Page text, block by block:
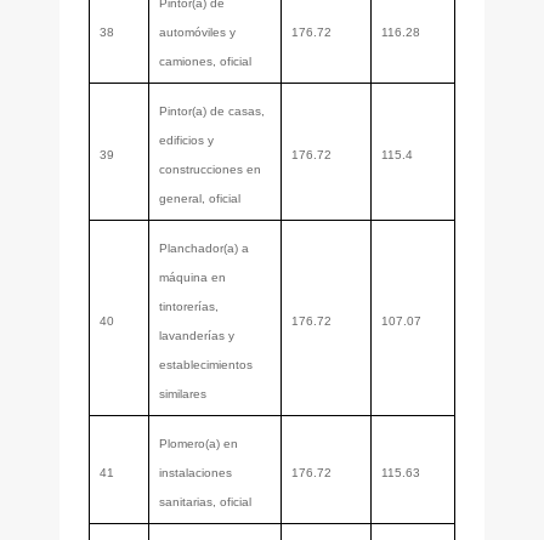
38
Pintor(a) de
automóviles y
camiones, oficial
176.72 116.28
39
Pintor(a) de casas,
edificios y
construcciones en
general, oficial
176.72 115.4
40
Planchador(a) a
máquina en
tintorerías,
lavanderías y
establecimientos
similares
176.72 107.07
41
Plomero(a) en
instalaciones
sanitarias, oficial
176.72 115.63